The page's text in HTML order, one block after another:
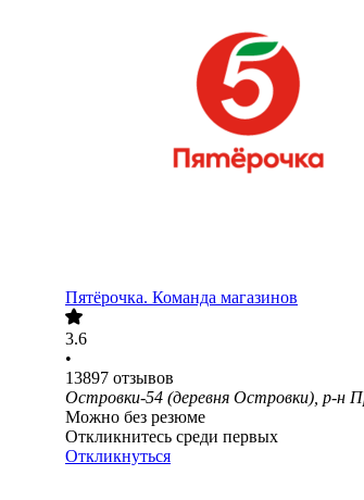
Пятёрочка. Команда магазинов
3.6
•
13897 отзывов
Островки-54 (деревня Островки), р-н
Можно без резюме
Откликнитесь среди первых
Откликнуться